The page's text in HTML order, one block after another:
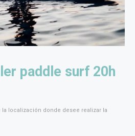
paddle surf 20h
localización donde desee realizar la